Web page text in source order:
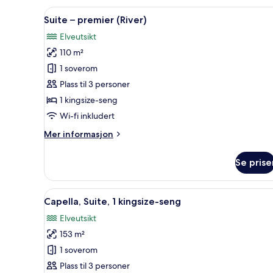
kingsize-
seng
(Verandah)
Åpne
alle
bildene
av
Suite
–
premier
(River)
Suite – premier (River) |
8
Suite – premier (River)
Elveutsikt
110 m²
1 soverom
Plass til 3 personer
1 kingsize-seng
Wi-fi inkludert
Mer informasjon
Mer
–
premier
(River)
Se
Åpne
alle
bildene
av
Capella,
Suite,
Sengetøy i egyptisk bomull,
7
Capella, Suite, 1 kingsize-seng
Elveutsikt
153 m²
1 soverom
Plass til 3 personer